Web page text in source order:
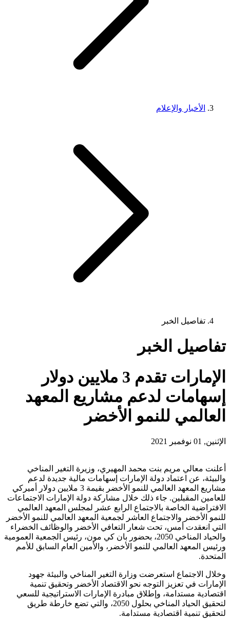
الأخبار والإعلام
تفاصيل الخبر
تفاصيل الخبر
الإمارات تقدم 3 ملايين دولار
إسهامات لدعم مشاريع المعهد
العالمي للنمو الأخضر
الإثنين, 01 نوفمبر 2021
أعلنت معالي مريم بنت محمد المهيري، وزيرة التغير المناخي
والبيئة، عن اعتماد دولة الإمارات إسهامات مالية جديدة لدعم
مشاريع المعهد العالمي للنمو الأخضر بقيمة 3 ملايين دولار أميركي
للعامين المقبلين. جاء ذلك خلال مشاركة دولة الإمارات الاجتماعات
الافتراضية الخاصة بالاجتماع الرابع عشر لمجلس المعهد العالمي
للنمو الأخضر والاجتماع العاشر لجمعية المعهد العالمي للنمو الأخضر
التي انعقدت أمس، تحت شعار التعافي الأخضر والوظائف الخضراء
والحياد المناخي 2050، بحضور بان كي مون، رئيس الجمعية العمومية
ورئيس المعهد العالمي للنمو الأخضر، والأمين العام السابق للأمم
المتحدة.
وخلال الاجتماع استعرضت وزارة التغير المناخي والبيئة جهود
الإمارات في تعزيز التوجه نحو الاقتصاد الأخضر وتحقيق تنمية
اقتصادية مستدامة، وإطلاق مبادرة الإمارات الاستراتيجية للسعي
لتحقيق الحياد المناخي بحلول 2050، والتي تضع خارطة طريق
لتحقيق تنمية اقتصادية مستدامة.